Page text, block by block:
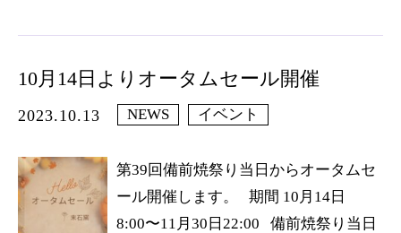
10月14日よりオータムセール開催
2023.10.13 NEWS イベント
第39回備前焼祭り当日からオータムセ
ール開催します。 期間 10月14日
8:00〜11月30日22:00 備前焼祭り当日